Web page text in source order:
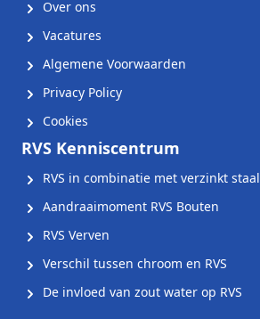
Over ons
Vacatures
Algemene Voorwaarden
Privacy Policy
Cookies
RVS Kenniscentrum
RVS in combinatie met verzinkt staal
Aandraaimoment RVS Bouten
RVS Verven
Verschil tussen chroom en RVS
De invloed van zout water op RVS